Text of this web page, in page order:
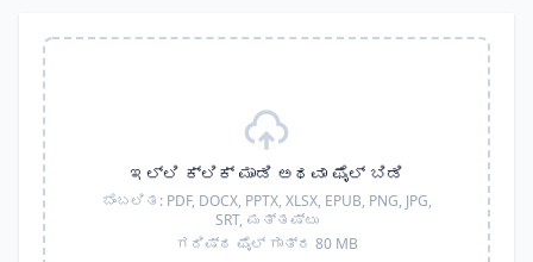
ಇಲ್ಲಿ ಕ್ಲಿಕ್ ಮಾಡಿ ಅಥವಾ ಫೈಲ್ ಬಿಡಿ
ಬೆಂಬಲಿತ: PDF, DOCX, PPTX, XLSX, EPUB, PNG, JPG,
SRT, ಮತ್ತಷ್ಟು
ಗರಿಷ್ಠ ಫೈಲ್ ಗಾತ್ರ 80 MB